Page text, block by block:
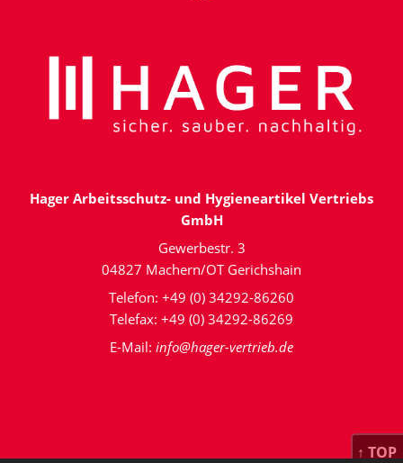
↑ TOP
Hager Arbeitsschutz- und Hygieneartikel Vertriebs
GmbH
Gewerbestr. 3
04827 Machern/OT Gerichshain
Telefon: +49 (0) 34292-86260
Telefax: +49 (0) 34292-86269
E-Mail: info@hager-vertrieb.de